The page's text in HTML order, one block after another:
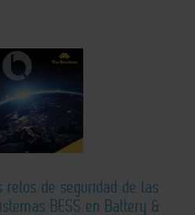
retos de seguridad de las
BESS en Battery &